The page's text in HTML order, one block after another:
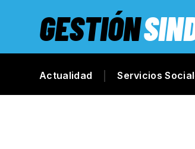
GESTIÓN
Actualidad Servicios